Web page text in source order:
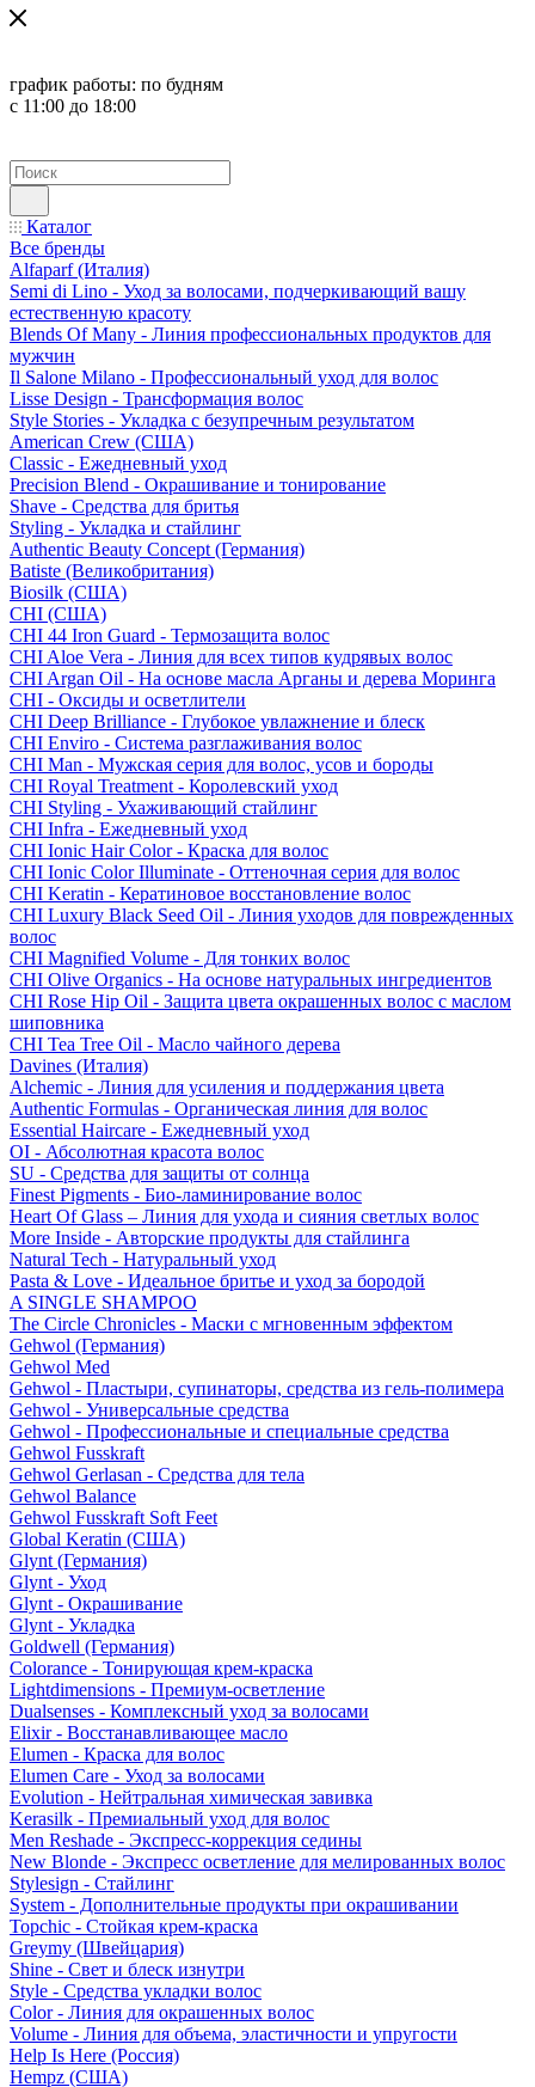
график работы: по будням
с 11:00 до 18:00
Каталог
Все бренды
Alfaparf (Италия)
Semi di Lino - Уход за волосами, подчеркивающий вашу
естественную красоту
Blends Of Many - Линия профессиональных продуктов для
мужчин
Il Salone Milano - Профессиональный уход для волос
Lisse Design - Трансформация волос
Style Stories - Укладка с безупречным результатом
American Crew (США)
Classic - Ежедневный уход
Precision Blend - Окрашивание и тонирование
Shave - Средства для бритья
Styling - Укладка и стайлинг
Authentic Beauty Concept (Германия)
Batiste (Великобритания)
Biosilk (США)
CHI (США)
CHI 44 Iron Guard - Термозащита волос
CHI Aloe Vera - Линия для всех типов кудрявых волос
CHI Argan Oil - На основе масла Арганы и дерева Моринга
CHI - Оксиды и осветлители
CHI Deep Brilliance - Глубокое увлажнение и блеск
CHI Enviro - Система разглаживания волос
CHI Man - Мужская серия для волос, усов и бороды
CHI Royal Treatment - Королевский уход
CHI Styling - Ухаживающий стайлинг
CHI Infra - Ежедневный уход
CHI Ionic Hair Color - Краска для волос
CHI Ionic Color Illuminate - Оттеночная серия для волос
CHI Keratin - Кератиновое восстановление волос
CHI Luxury Black Seed Oil - Линия уходов для поврежденных
волос
CHI Magnified Volume - Для тонких волос
CHI Olive Organics - На основе натуральных ингредиентов
CHI Rose Hip Oil - Защита цвета окрашенных волос с маслом
шиповника
CHI Tea Tree Oil - Масло чайного дерева
Davines (Италия)
Alchemic - Линия для усиления и поддержания цвета
Authentic Formulas - Органическая линия для волос
Essential Haircare - Eжедневный уход
OI - Абсолютная красота волос
SU - Средства для защиты от солнца
Finest Pigments - Био-ламинирование волос
Heart Of Glass – Линия для ухода и сияния светлых волос
More Inside - Авторские продукты для стайлинга
Natural Tech - Натуральный уход
Pasta & Love - Идеальное бритье и уход за бородой
A SINGLE SHAMPOO
The Circle Chronicles - Маски с мгновенным эффектом
Gehwol (Германия)
Gehwol Med
Gehwol - Пластыри, супинаторы, средства из гель-полимера
Gehwol - Универсальные средства
Gehwol - Профессиональные и специальные средства
Gehwol Fusskraft
Gehwol Gerlasan - Средства для тела
Gehwol Balance
Gehwol Fusskraft Soft Feet
Global Keratin (США)
Glynt (Германия)
Glynt - Уход
Glynt - Окрашивание
Glynt - Укладка
Goldwell (Германия)
Colorance - Тонирующая крем-краска
Lightdimensions - Премиум-осветление
Dualsenses - Комплексный уход за волосами
Elixir - Восстанавливающее масло
Elumen - Краска для волос
Elumen Care - Уход за волосами
Evolution - Нейтральная химическая завивка
Kerasilk - Премиальный уход для волос
Men Reshade - Экспресс-коррекция седины
New Blonde - Экспресс осветление для мелированных волос
Stylesign - Стайлинг
System - Дополнительные продукты при окрашивании
Topchic - Стойкая крем-краска
Greymy (Швейцария)
Shine - Свет и блеск изнутри
Style - Средства укладки волос
Color - Линия для окрашенных волос
Volume - Линия для объема, эластичности и упругости
Help Is Here (Россия)
Hempz (США)